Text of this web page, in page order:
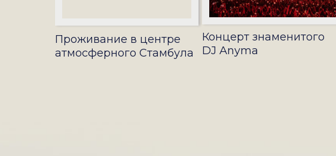
Проживание в центре
атмосферного Стамбула
Концерт знаменитого
DJ Anyma